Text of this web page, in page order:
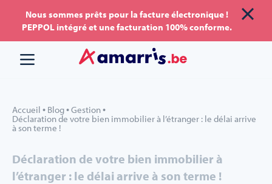
Aller
au
Aller au
contenu
Nous sommes prêts pour la facture électronique !
PEPPOL intégré et une facturation 100% conforme.
Accueil • Blog•Gestion•
Déclaration de votre bien immobilier à l’étranger : le délai arrive
à son terme !
Déclaration de votre bien immobilier à
l’étranger : le délai arrive à son terme !